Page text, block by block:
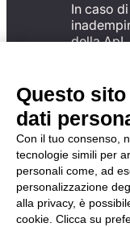
In caso di
della
del
possibile
reclamo
una
descritte
indirizzo
https://
Questo
dati
Con il tuo consenso,
tecnologie simili per
personali come, ad
personalizzazione
alla privacy, è
cookie. Clicca su